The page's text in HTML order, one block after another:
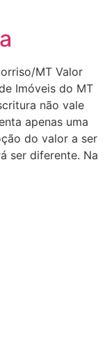
MT Valor
Imóveis do MT
não vale
apenas uma
do valor a ser
ser diferente. Na